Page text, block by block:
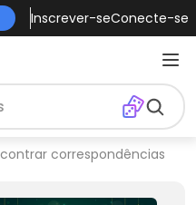
Inscrever-seConecte-se
correspondências